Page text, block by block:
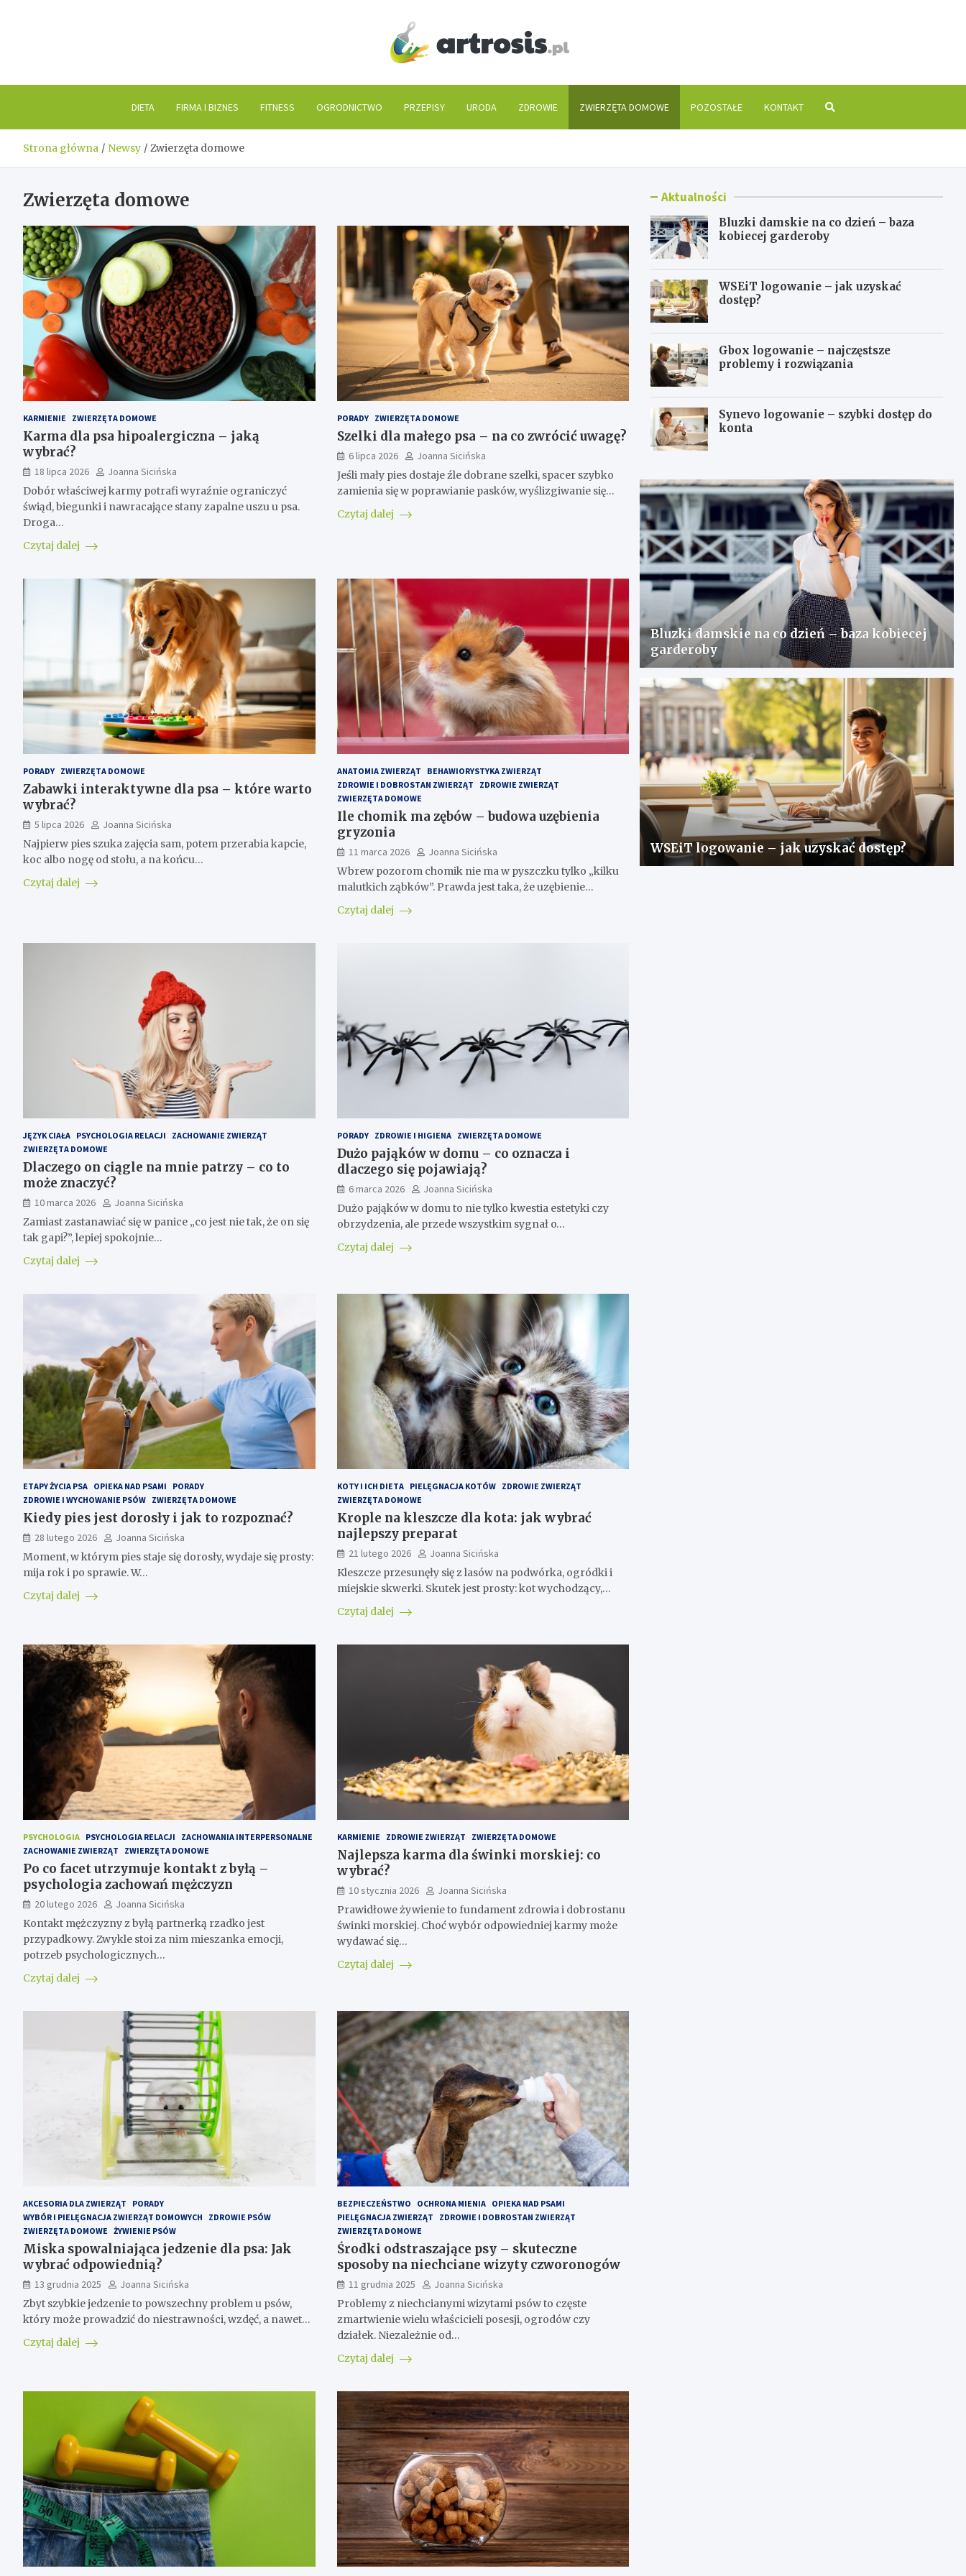
DIETA FIRMA I BIZNES FITNESS OGRODNICTWO PRZEPISY URODA ZDROWIE ZWIERZĘTA DOMOWE POZOSTAŁE KONTAKT
Strona główna Newsy Zwierzęta domowe
Zwierzęta domowe
KARMIENIE ZWIERZĘTA DOMOWE
Karma dla psa hipoalergiczna – jaką
wybrać?
18 lipca 2026
Joanna Sicińska
Dobór właściwej karmy potrafi wyraźnie ograniczyć
świąd, biegunki i nawracające stany zapalne uszu u psa.
Droga…
Czytaj dalej
PORADY ZWIERZĘTA DOMOWE
Szelki dla małego psa – na co zwrócić uwagę?
6 lipca 2026
Joanna Sicińska
Jeśli mały pies dostaje źle dobrane szelki, spacer szybko
zamienia się w poprawianie pasków, wyślizgiwanie się…
Czytaj dalej
PORADY ZWIERZĘTA DOMOWE
Zabawki interaktywne dla psa – które warto
wybrać?
5 lipca 2026
Joanna Sicińska
Najpierw pies szuka zajęcia sam, potem przerabia kapcie,
koc albo nogę od stołu, a na końcu…
Czytaj dalej
ANATOMIA ZWIERZĄT
BEHAWIORYSTYKA ZWIERZĄT
ZDROWIE I DOBROSTAN ZWIERZĄT
ZDROWIE ZWIERZĄT
ZWIERZĘTA DOMOWE
Ile chomik ma zębów – budowa uzębienia
gryzonia
11 marca 2026
Joanna Sicińska
Wbrew pozorom chomik nie ma w pyszczku tylko „kilku
malutkich ząbków”. Prawda jest taka, że uzębienie…
Czytaj dalej
JĘZYK CIAŁA PSYCHOLOGIA RELACJI
ZACHOWANIE ZWIERZĄT
ZWIERZĘTA DOMOWE
Dlaczego on ciągle na mnie patrzy – co to
może znaczyć?
10 marca 2026
Joanna Sicińska
Zamiast zastanawiać się w panice „co jest nie tak, że on się
tak gapi?”, lepiej spokojnie…
Czytaj dalej
PORADY ZDROWIE I HIGIENA ZWIERZĘTA DOMOWE
Dużo pająków w domu – co oznacza i
dlaczego się pojawiają?
6 marca 2026
Joanna Sicińska
Dużo pająków w domu to nie tylko kwestia estetyki czy
obrzydzenia, ale przede wszystkim sygnał o…
Czytaj dalej
ETAPY ŻYCIA PSA OPIEKA NAD PSAMI
PORADY
ZDROWIE I WYCHOWANIE PSÓW ZWIERZĘTA DOMOWE
Kiedy pies jest dorosły i jak to rozpoznać?
28 lutego 2026
Joanna Sicińska
Moment, w którym pies staje się dorosły, wydaje się prosty:
mija rok i po sprawie. W…
Czytaj dalej
KOTY I ICH DIETA PIELĘGNACJA KOTÓW
ZDROWIE ZWIERZĄT
ZWIERZĘTA DOMOWE
Krople na kleszcze dla kota: jak wybrać
najlepszy preparat
21 lutego 2026
Joanna Sicińska
Kleszcze przesunęły się z lasów na podwórka, ogródki i
miejskie skwerki. Skutek jest prosty: kot wychodzący,…
Czytaj dalej
PSYCHOLOGIA PSYCHOLOGIA RELACJI
ZACHOWANIA INTERPERSONALNE
ZACHOWANIE ZWIERZĄT
ZWIERZĘTA DOMOWE
Po co facet utrzymuje kontakt z byłą –
psychologia zachowań mężczyzn
20 lutego 2026
Joanna Sicińska
Kontakt mężczyzny z byłą partnerką rzadko jest
przypadkowy. Zwykle stoi za nim mieszanka emocji,
potrzeb psychologicznych…
Czytaj dalej
KARMIENIE ZDROWIE ZWIERZĄT ZWIERZĘTA DOMOWE
Najlepsza karma dla świnki morskiej: co
wybrać?
10 stycznia 2026
Joanna Sicińska
Prawidłowe żywienie to fundament zdrowia i dobrostanu
świnki morskiej. Choć wybór odpowiedniej karmy może
wydawać się…
Czytaj dalej
AKCESORIA DLA ZWIERZĄT
PORADY
WYBÓR I PIELĘGNACJA ZWIERZĄT DOMOWYCH
ZDROWIE PSÓW
ZWIERZĘTA DOMOWE ŻYWIENIE PSÓW
Miska spowalniająca jedzenie dla psa: Jak
wybrać odpowiednią?
13 grudnia 2025
Joanna Sicińska
Zbyt szybkie jedzenie to powszechny problem u psów,
który może prowadzić do niestrawności, wzdęć, a nawet…
Czytaj dalej
BEZPIECZEŃSTWO OCHRONA MIENIA
OPIEKA NAD PSAMI
PIELĘGNACJA ZWIERZĄT
ZDROWIE I DOBROSTAN ZWIERZĄT
ZWIERZĘTA DOMOWE
Środki odstraszające psy – skuteczne
sposoby na niechciane wizyty czworonogów
11 grudnia 2025
Joanna Sicińska
Problemy z niechcianymi wizytami psów to częste
zmartwienie wielu właścicieli posesji, ogrodów czy
działek. Niezależnie od…
Czytaj dalej
Aktualności
Bluzki damskie na co dzień – baza
kobiecej garderoby
WSEiT logowanie – jak uzyskać
dostęp?
Gbox logowanie – najczęstsze
problemy i rozwiązania
Synevo logowanie – szybki dostęp do
konta
Bluzki damskie na co dzień – baza kobiecej
garderoby
WSEiT logowanie – jak uzyskać dostęp?